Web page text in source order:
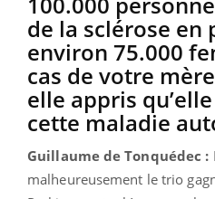
de la sclérose en
environ 75.000
cas de votre
elle appris
cette maladie
Guillaume de Tonquédec :
malheureusement le trio